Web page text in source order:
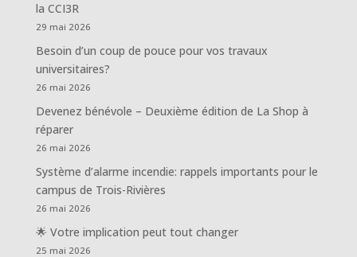
la CCI3R
29 mai 2026
Besoin d’un coup de pouce pour vos travaux
universitaires?
26 mai 2026
Devenez bénévole – Deuxième édition de La Shop à
réparer
26 mai 2026
Système d’alarme incendie: rappels importants pour le
campus de Trois-Rivières
26 mai 2026
🌟 Votre implication peut tout changer
25 mai 2026